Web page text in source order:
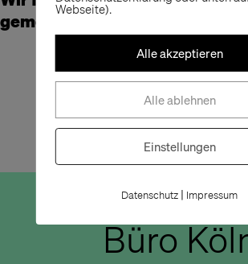
gemeinsam feiern zu dürfen.
Büro
Webseite).
Alle akzeptieren
Alle ablehnen
Einstellungen
Datenschutz | Impressum